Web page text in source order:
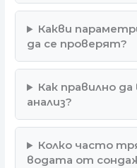
Какви
да се проверят?
Как правилно
анализ?
Колко часто
водата от